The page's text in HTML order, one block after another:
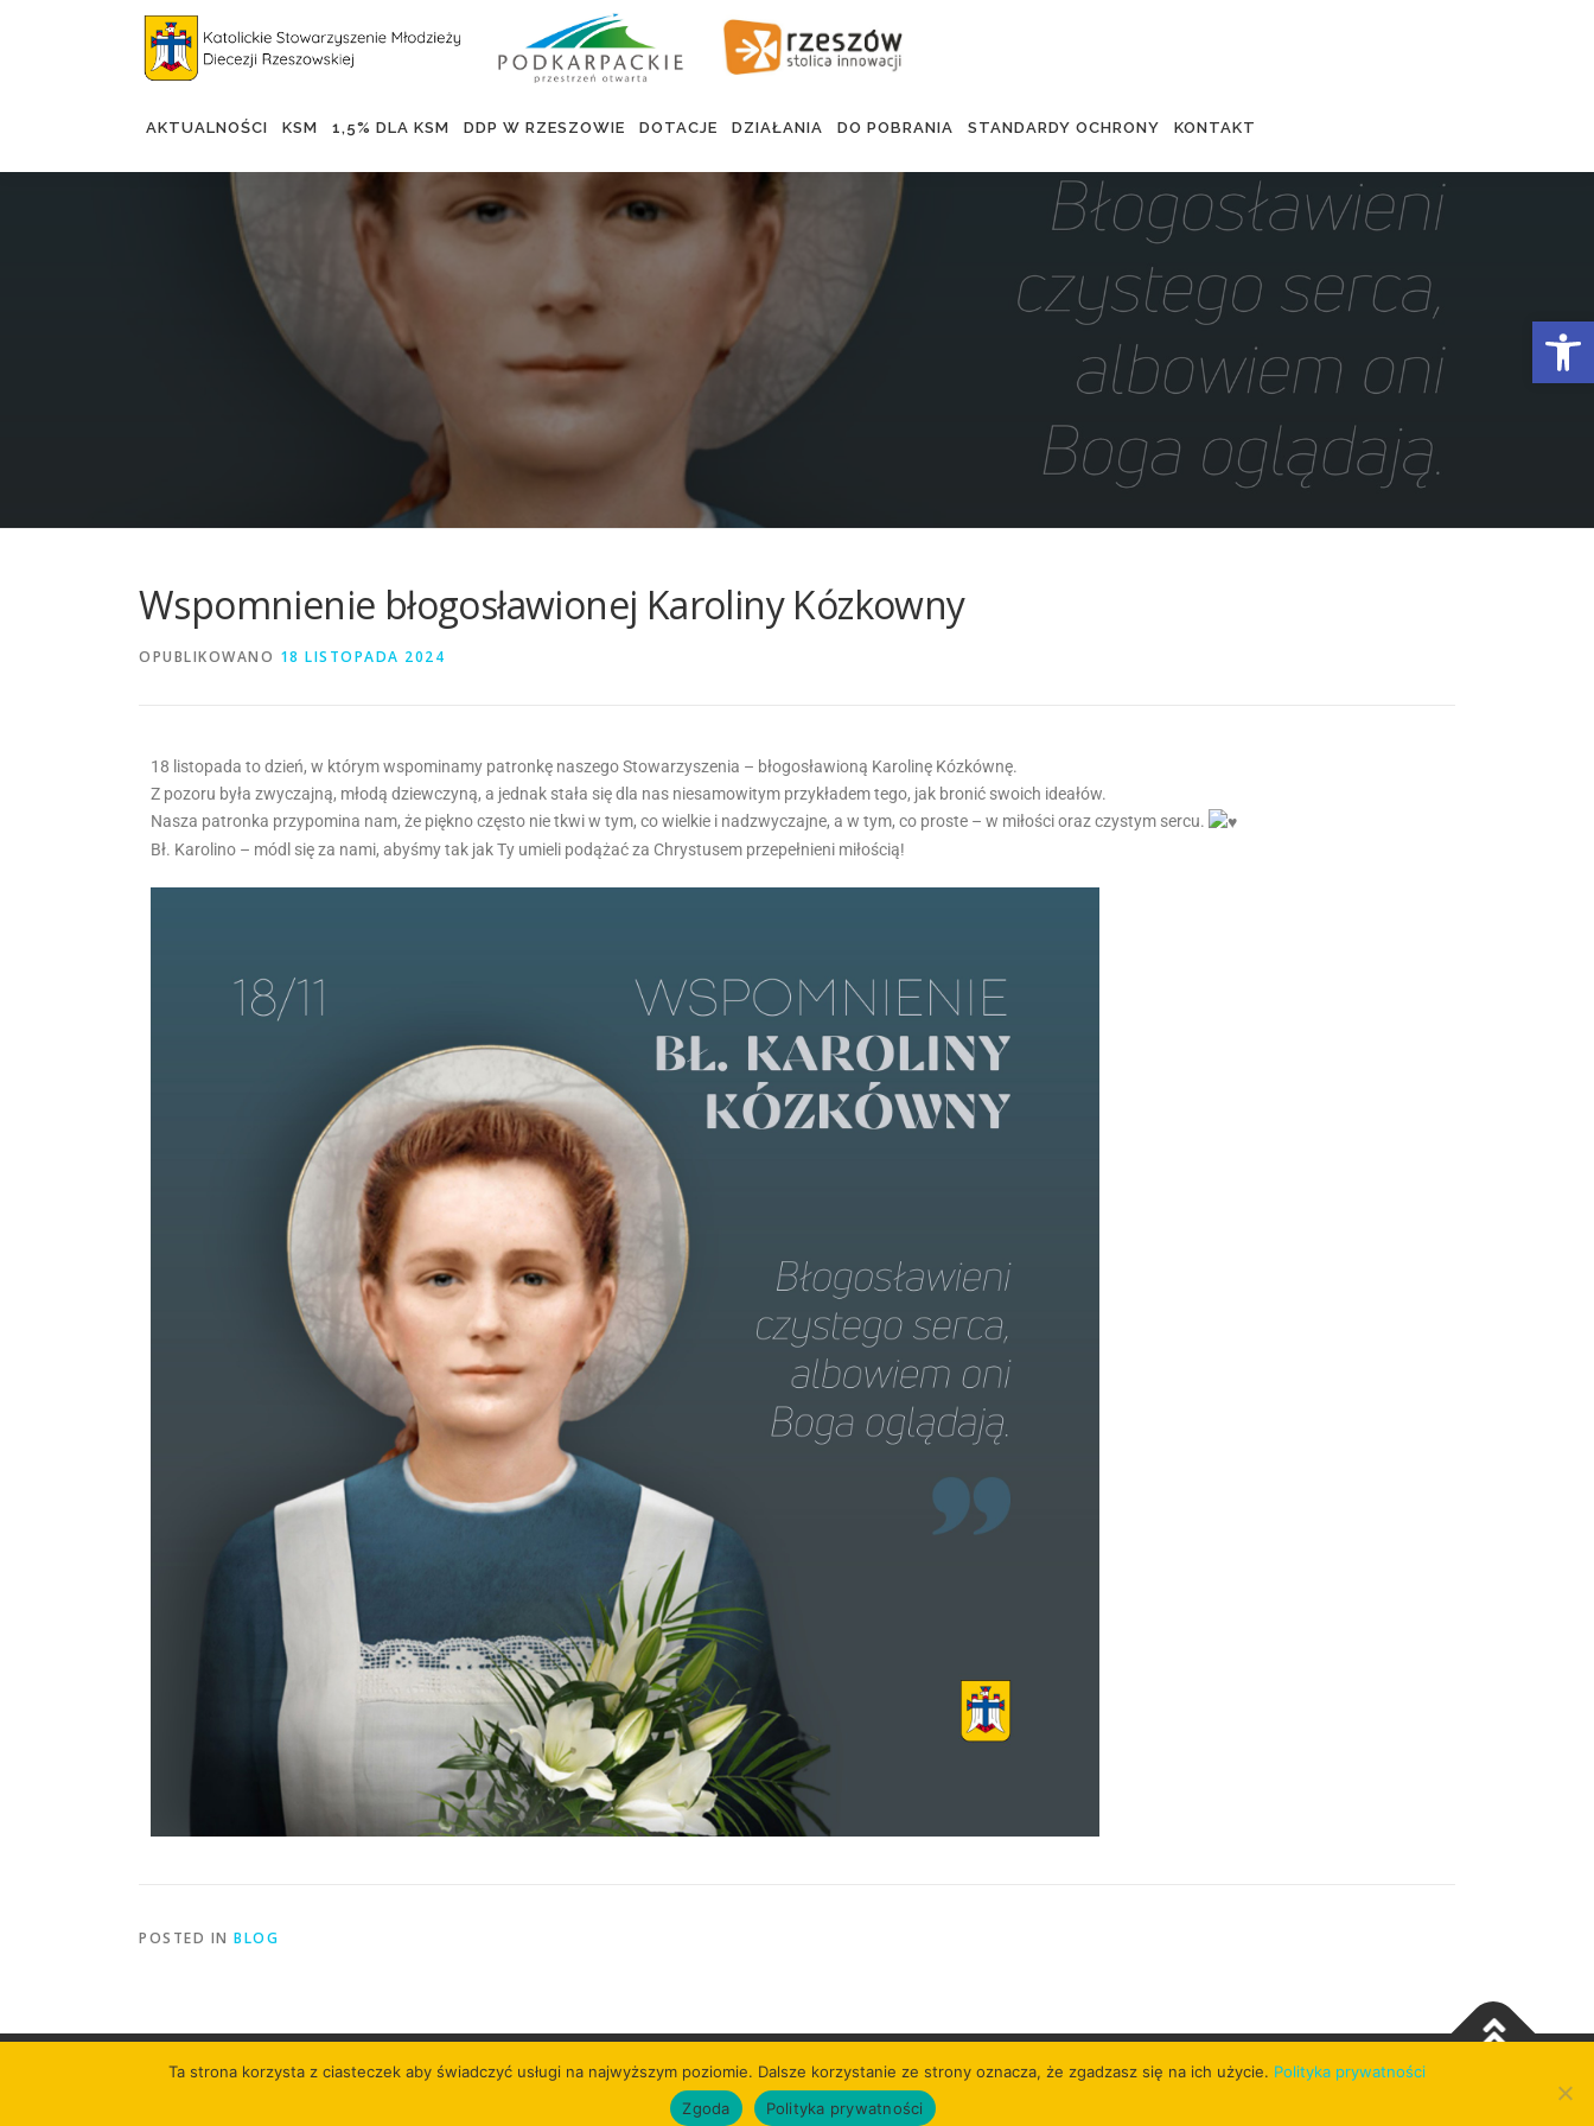
AKTUALNOŚCI KSM 1,5% DLA KSM DDP W RZESZOWIE DOTACJE DZIAŁANIA DO POBRANIA STANDARDY OCHRONY KONTAKT
Wspomnienie błogosławionej Karoliny Kózkowny
OPUBLIKOWANO 18 LISTOPADA 2024
18 listopada to dzień, w którym wspominamy patronkę naszego Stowarzyszenia – błogosławioną Karolinę Kózkównę.
Z pozoru była zwyczajną, młodą dziewczyną, a jednak stała się dla nas niesamowitym przykładem tego, jak bronić swoich ideałów.
Nasza patronka przypomina nam, że piękno często nie tkwi w tym, co wielkie i nadzwyczajne, a w tym, co proste – w miłości oraz czystym sercu.
Bł. Karolino – módl się za nami, abyśmy tak jak Ty umieli podążać za Chrystusem przepełnieni miłością!
POSTED IN BLOG
Copyright © 2026
Ta strona korzysta z ciasteczek aby świadczyć usługi na najwyższym poziomie. Dalsze korzystanie ze strony oznacza, że zgadzasz się na ich użycie. Polityka prywatności
Zgoda
Polityka prywatności